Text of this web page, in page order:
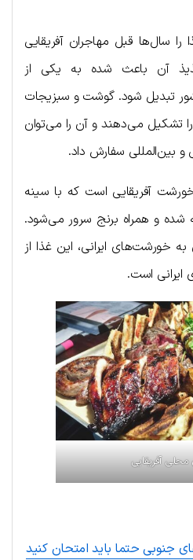
را سال‌ها قبل مهاجران آفریقایی
آن باعث شده به یکی از
تبدیل شود. گوشت و سبزیجات
تشکیل می‌دهند و آن را می‌توان
بین‌المللی سفارش داد.
آفریقایی است که با سینه
و همراه برنج سرور می‌شود.
خورشت‌های ایرانی، این غذا از
است.
آفریقایی